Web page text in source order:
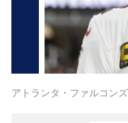
アトランタ・ファルコン